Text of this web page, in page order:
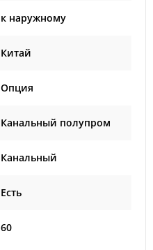
к наружному
Китай
Опция
Канальный полупром
Канальный
Есть
60